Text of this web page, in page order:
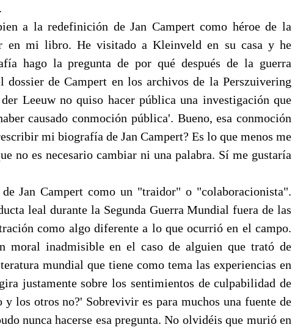
a la redefinición de Jan Campert como héroe de la
en mi libro. He visitado a Kleinveld en su casa y he
hago la pregunta de por qué después de la guerra
dossier de Campert en los archivos de la Perszuivering
Leeuw no quiso hacer pública una investigación que
causado conmoción pública'. Bueno, esa conmoción
mi biografía de Jan Campert? Es lo que menos me
no es necesario cambiar ni una palabra. Sí me gustaría
Jan Campert como un "traidor" o "colaboracionista".
leal durante la Segunda Guerra Mundial fuera de las
como algo diferente a lo que ocurrió en el campo.
moral inadmisible en el caso de alguien que trató de
mundial que tiene como tema las experiencias en
justamente sobre los sentimientos de culpabilidad de
y los otros no?' Sobrevivir es para muchos una fuente de
nunca hacerse esa pregunta. No olvidéis que murió en